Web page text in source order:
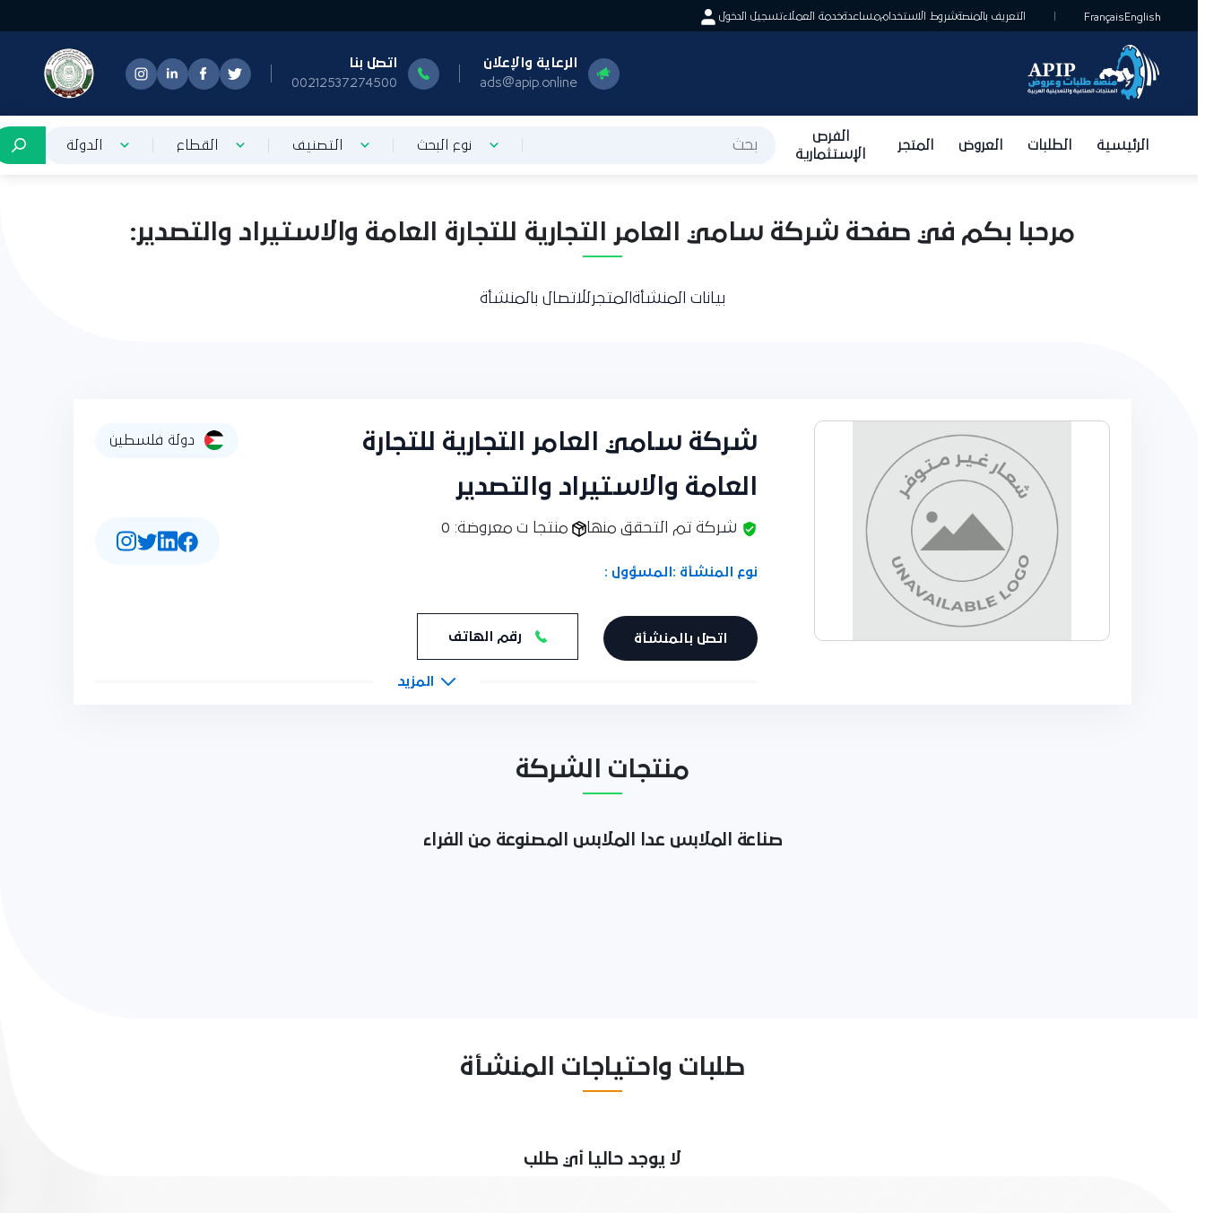
English
Français التعريف بالمنصةشروط الاستخداممساعدةخدمة العملاءتسجيل الدخول
الرعاية والإعلان
ads@apip.online
اتصل بنا
00212537274500
الرئيسية الطلبات العروض المتجر
الفرص
الإستثمارية
نوع البحث التصنيف القطاع الدولة
مرحبا بكم في صفحة شركة سامي العامر التجارية للتجارة العامة والاستيراد والتصدير:
بيانات المنشأة المتجرللاتصال بالمنشأة
شركة سامي العامر التجارية للتجارة
العامة والاستيراد والتصدير
دولة فلسطين
شركة تم التحقق منها منتجا ت معروضة: 0
نوع المنشأة : المسؤول :
اتصل بالمنشأة رقم الهاتف
المزيد
منتجات الشركة
صناعة الملابس عدا الملابس المصنوعة من الفراء
طلبات واحتياجات المنشأة
لا يوجد حاليا أي طلب